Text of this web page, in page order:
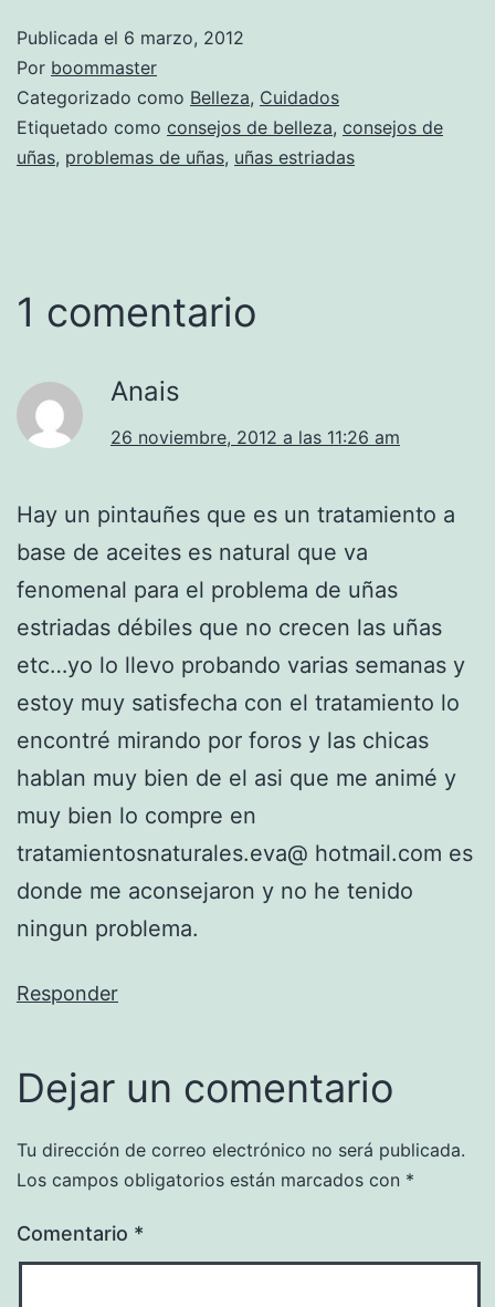
Publicada el 6 marzo, 2012
Por boommaster
Categorizado como Belleza, Cuidados
Etiquetado como consejos de belleza, consejos de
uñas, problemas de uñas, uñas estriadas
1 comentario
Anais
26 noviembre, 2012 a las 11:26 am
Hay un pintauñes que es un tratamiento a
base de aceites es natural que va
fenomenal para el problema de uñas
estriadas débiles que no crecen las uñas
etc…yo lo llevo probando varias semanas y
estoy muy satisfecha con el tratamiento lo
encontré mirando por foros y las chicas
hablan muy bien de el asi que me animé y
muy bien lo compre en
tratamientosnaturales.eva@ hotmail.com es
donde me aconsejaron y no he tenido
ningun problema.
Responder
Dejar un comentario
Tu dirección de correo electrónico no será publicada.
Los campos obligatorios están marcados con *
Comentario *